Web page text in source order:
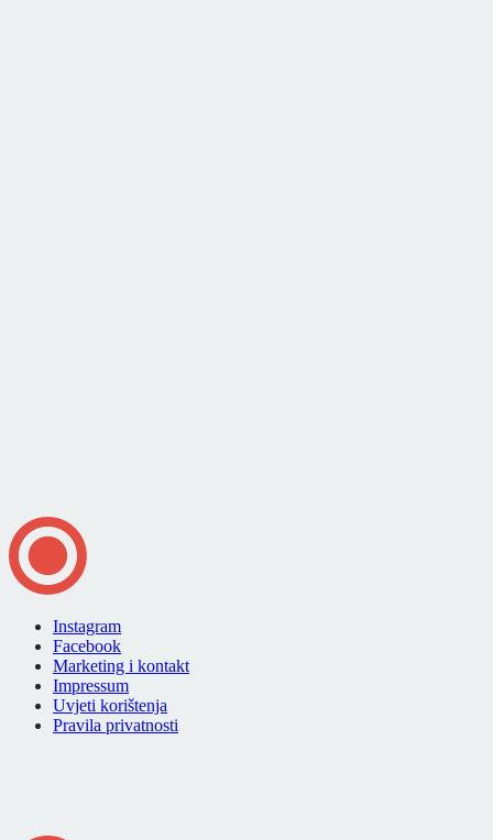
Instagram
Facebook
Marketing i kontakt
Impressum
Uvjeti korištenja
Pravila privatnosti